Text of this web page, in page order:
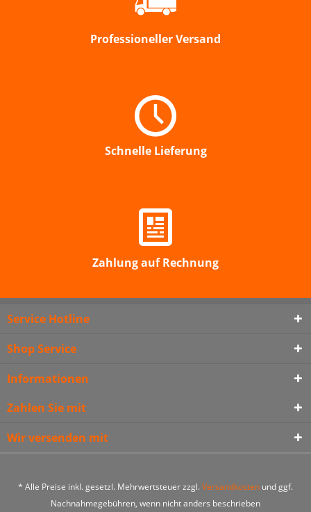
Professioneller Versand
Schnelle Lieferung
Zahlung auf Rechnung
Service Hotline
Shop Service
Informationen
Zahlen Sie mit
Wir versenden mit
* Alle Preise inkl. gesetzl. Mehrwertsteuer zzgl. Versandkosten und ggf.
Nachnahmegebühren, wenn nicht anders beschrieben